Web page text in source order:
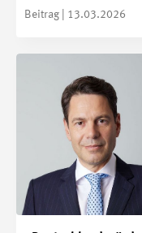
Beitrag | 13.03.2026